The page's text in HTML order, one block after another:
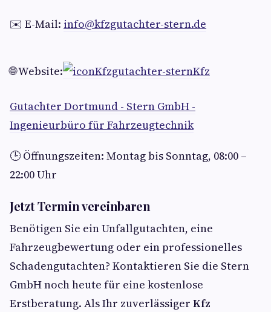
✉️ E-Mail: info@kfzgutachter-stern.de
🌐 Website: Kfzgutachter-sternKfz
Gutachter Dortmund - Stern GmbH -
Ingenieurbüro für Fahrzeugtechnik
🕒 Öffnungszeiten: Montag bis Sonntag, 08:00 –
22:00 Uhr
Jetzt Termin vereinbaren
Benötigen Sie ein Unfallgutachten, eine
Fahrzeugbewertung oder ein professionelles
Schadengutachten? Kontaktieren Sie die Stern
GmbH noch heute für eine kostenlose
Erstberatung. Als Ihr zuverlässiger Kfz